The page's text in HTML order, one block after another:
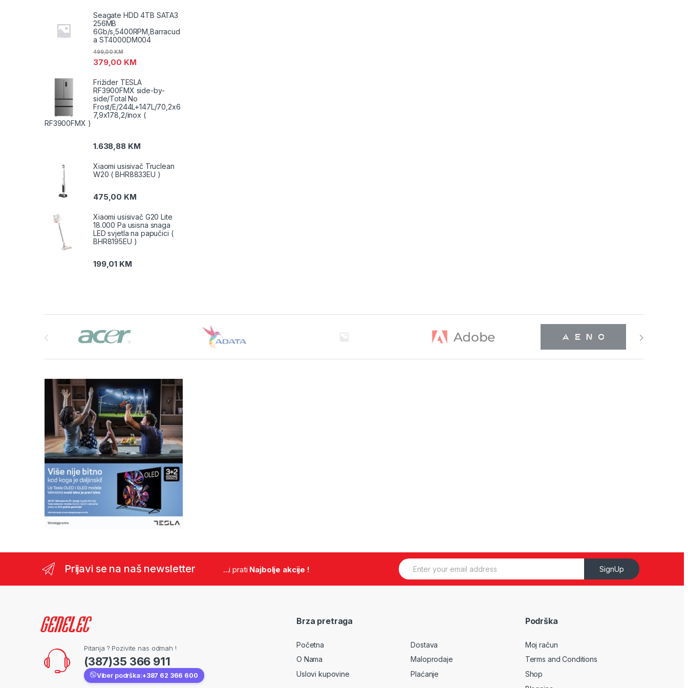
Seagate HDD 4TB SATA3
256MB
6Gb/s,5400RPM,Barracud
a ST4000DM004
379,00 KM
499,00KM
Frižider TESLA
RF3900FMX side-by-
side/Total No
Frost/E/244L+147L/70,2x6
7,9x178,2/inox (
RF3900FMX )
1.638,88 KM
Xiaomi usisivač Truclean
W20 ( BHR8833EU )
475,00 KM
Xiaomi usisivač G20 Lite
18.000 Pa usisna snaga
LED svjetla na papučici (
BHR8195EU )
199,01 KM
Prijavi se na naš newsletter ...i prati Najbolje akcije !
E
m
SignUp
Pitanja ? Pozivite nas odmah !
(387)35 366 911
Viber podrška:+387 62 366 600
Brza pretraga
Početna
O Nama
Uslovi kupovine
Dostava
Maloprodaje
Plaćanje
Podrška
Moj račun
Terms and Conditions
Shop